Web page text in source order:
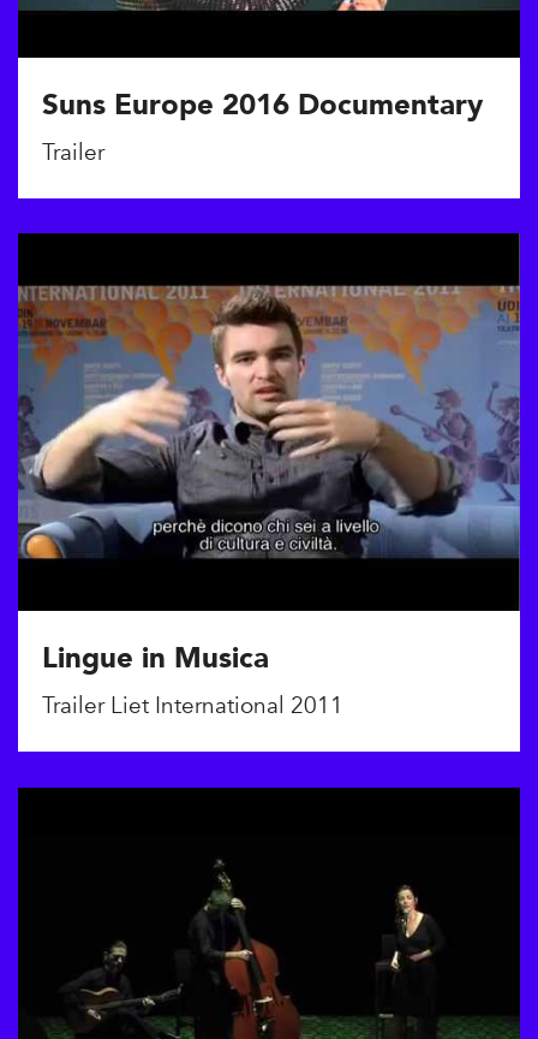
Suns Europe 2016 Documentary
Trailer
Lingue in Musica
Trailer Liet International 2011